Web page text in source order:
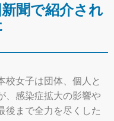
聞で紹介され
女子は団体、個人と
、感染症拡大の影響や
後まで全力を尽くした